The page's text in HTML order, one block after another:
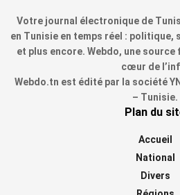
Votre journal électronique de
en Tunisie en temps réel :
et plus encore. Webdo, une
cœur de
Webdo.tn est édité par la société
– Tunisie.
Plan du
Accueil
National
Divers